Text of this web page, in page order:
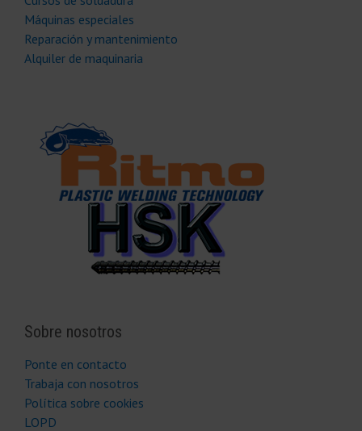
Máquinas especiales
Reparación y mantenimiento
Alquiler de maquinaria
Sobre nosotros
Ponte en contacto
Trabaja con nosotros
Política sobre cookies
LOPD